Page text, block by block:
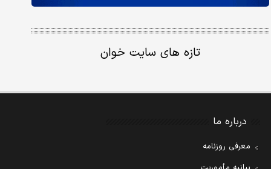
تازه های سایت خوان
درباره ما
معرفی روزنامه